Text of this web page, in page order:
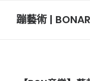
蹦藝術 |